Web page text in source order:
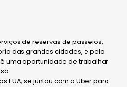
de reservas de passeios,
das grandes cidades, e pelo
uma oportunidade de trabalhar
EUA, se juntou com a Uber para